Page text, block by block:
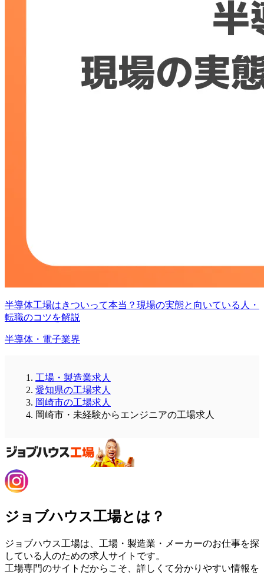
半導体工場はきついって本当？現場の実態と向いている人・
転職のコツを解説
半導体・電子業界
工場・製造業求人
愛知県の工場求人
岡崎市の工場求人
岡崎市・未経験からエンジニアの工場求人
ジョブハウス工場とは？
ジョブハウス工場は、工場・製造業・メーカーのお仕事を探
している人のための求人サイトです。
工場専門のサイトだからこそ、詳しくて分かりやすい情報を